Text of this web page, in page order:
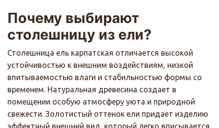
Почему выбирают
столешницу из ели?
Столешница ель карпатская отличается высокой
устойчивостью к внешним воздействиям, низкой
впитываемостью влаги и стабильностью формы со
временем. Натуральная древесина создает в
помещении особую атмосферу уюта и природной
свежести. Золотистый оттенок ели придает изделию
эффектный внешний вид, который легко вписывается